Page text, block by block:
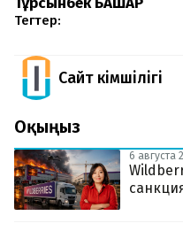
Тегтер:
Сайт Әкімшілігі
Оқыңыз
6 августа